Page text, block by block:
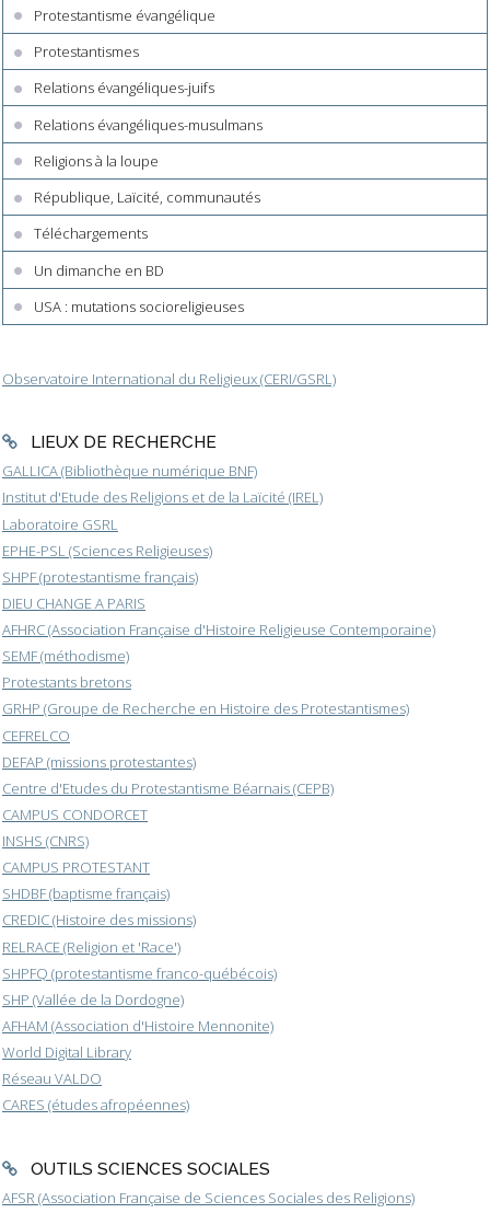
Protestantisme évangélique
Protestantismes
Relations évangéliques-juifs
Relations évangéliques-musulmans
Religions à la loupe
République, Laïcité, communautés
Téléchargements
Un dimanche en BD
USA : mutations socioreligieuses
Observatoire International du Religieux (CERI/GSRL)
LIEUX DE RECHERCHE
GALLICA (Bibliothèque numérique BNF)
Institut d'Etude des Religions et de la Laïcité (IREL)
Laboratoire GSRL
EPHE-PSL (Sciences Religieuses)
SHPF (protestantisme français)
DIEU CHANGE A PARIS
AFHRC (Association Française d'Histoire Religieuse Contemporaine)
SEMF (méthodisme)
Protestants bretons
GRHP (Groupe de Recherche en Histoire des Protestantismes)
CEFRELCO
DEFAP (missions protestantes)
Centre d'Etudes du Protestantisme Béarnais (CEPB)
CAMPUS CONDORCET
INSHS (CNRS)
CAMPUS PROTESTANT
SHDBF (baptisme français)
CREDIC (Histoire des missions)
RELRACE (Religion et 'Race')
SHPFQ (protestantisme franco-québécois)
SHP (Vallée de la Dordogne)
AFHAM (Association d'Histoire Mennonite)
World Digital Library
Réseau VALDO
CARES (études afropéennes)
OUTILS SCIENCES SOCIALES
AFSR (Association Française de Sciences Sociales des Religions)